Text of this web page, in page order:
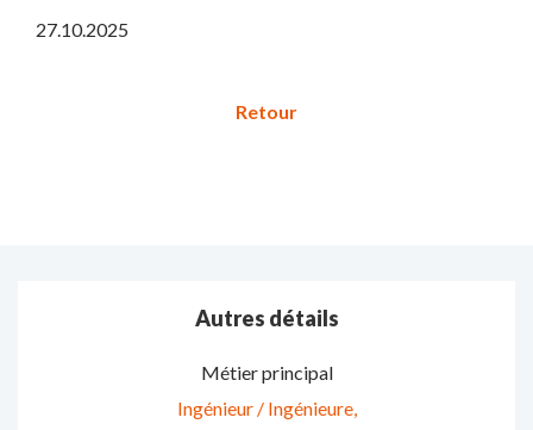
27.10.2025
Autres détails
Métier principal
Ingénieur / Ingénieure